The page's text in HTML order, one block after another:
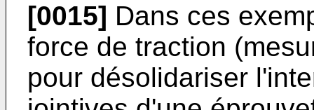
[0015] Dans ces
force de traction
pour désolidariser